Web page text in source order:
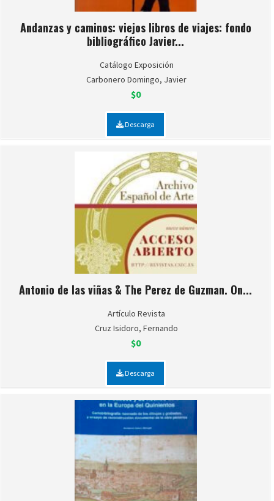
Andanzas y caminos: viejos libros de viajes: fondo
bibliográfico Javier...
Catálogo Exposición
Carbonero Domingo, Javier
$0
Descarga
Antonio de las viñas & The Perez de Guzman. On...
Artículo Revista
Cruz Isidoro, Fernando
$0
Descarga